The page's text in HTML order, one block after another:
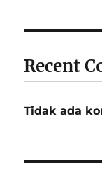
Recent
Tidak ada